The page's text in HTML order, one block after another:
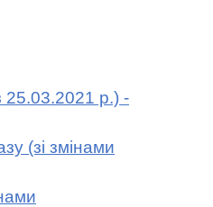
25.03.2021 р.) -
(зі змінами